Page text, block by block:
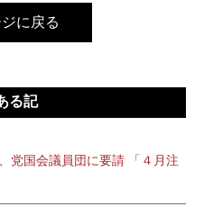
に戻る
る記
党国会議員団に要請 「４月注